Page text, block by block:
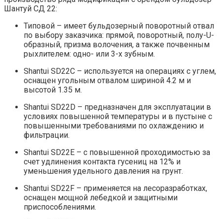
Шантуй СД 22:
Типовой – имеет бульдозерный поворотный отвал
по выбору заказчика: прямой, поворотный, полу-U-
образный, призма волочения, а также почвенным
рыхлителем: одно- или 3-х зубным.
Shantui SD22C – используется на операциях с углем,
оснащен угольным отвалом шириной 4.2 м и
высотой 1.35 м.
Shantui SD22D – предназначен для эксплуатации в
условиях повышенной температуры и в пустыне с
повышенными требованиями по охлаждению и
фильтрации.
Shantui SD22E – с повышенной проходимостью за
счет удлинения контакта гусениц на 12% и
уменьшения удельного давления на грунт.
Shantui SD22F – применяется на лесоразработках,
оснащен мощной лебедкой и защитными
приспособлениями.